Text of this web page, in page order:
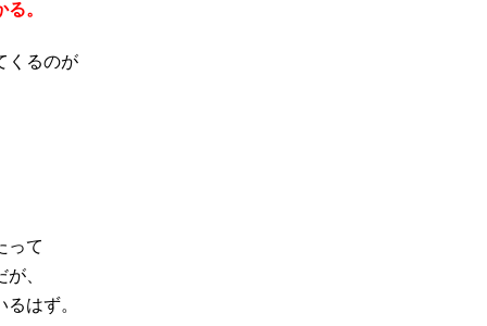
。
くるのが
って
、
はず。